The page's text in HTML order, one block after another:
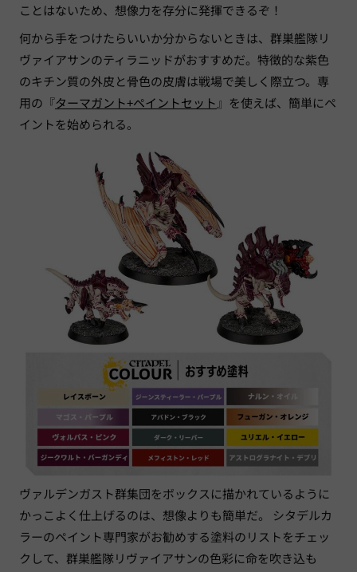
ことはないため、想像力を存分に発揮できるぞ！
何から手をつけたらいいか分からないときは、群巣艦隊リ
ヴァイアサンのティラニッドがおすすめだ。特徴的な紫色
のキチン質の外皮と骨色の皮膚は戦場で美しく際立つ。専
用の『ターマガント+ペイントセット 』を使えば、簡単にペ
イントを始められる。
ヴァルデンガスト群集団をボックスに描かれているように
かっこよく仕上げるのは、想像よりも簡単だ。 シタデルカ
ラーのペイント専門家がお勧めする塗料のリストをチェッ
クして、群巣艦隊リヴァイアサンの色彩に命を吹き込も